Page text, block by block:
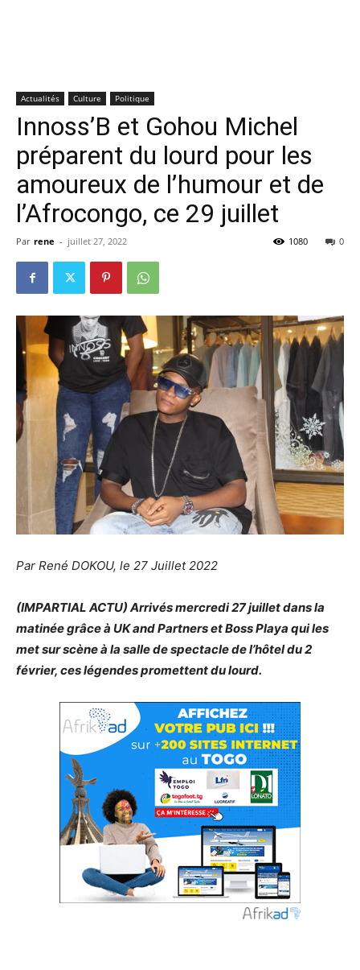
Actualités Culture Politique
Innoss’B et Gohou Michel
préparent du lourd pour les
amoureux de l’humour et de
l’Afrocongo, ce 29 juillet
Par rene - juillet 27, 2022 0
1080
Par René DOKOU, le 27 Juillet 2022
(IMPARTIAL ACTU) Arrivés mercredi 27 juillet dans la
matinée grâce à UK and Partners et Boss Playa qui les
met sur scène à la salle de spectacle de l’hôtel du 2
février, ces légendes promettent du lourd.